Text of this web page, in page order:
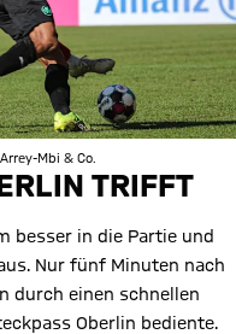
Mbi & Co.
TRIFFT
besser in die Partie und
Nur fünf Minuten nach
durch einen schnellen
Oberlin bediente.